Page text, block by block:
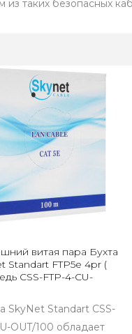
таких безопасных
витая пара Бухта
Standart FTP5e 4pr (
CSS-FTP-4-CU-
SkyNet Standart CSS-
OUT/100 обладает